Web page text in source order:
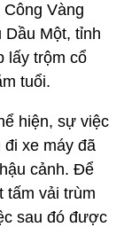
Vàng
Một, tỉnh
lấy trộm cổ
tuổi.
hiện, sự việc
xe máy đã
cảnh. Để
tấm vải trùm
sau đó được